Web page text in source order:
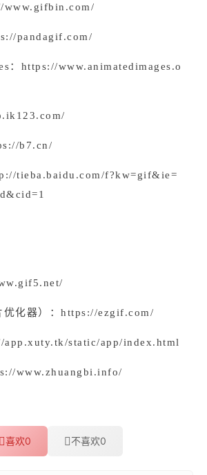
www.gifbin.com/
pandagif.com/
： https://www.animatedimages.o
b7.cn/
tieba.baidu.com/f?kw=gif&ie=
化器）： https://ezgif.com/
app.xuty.tk/static/app/index.html
www.zhuangbi.info/
喜欢0 不喜欢0